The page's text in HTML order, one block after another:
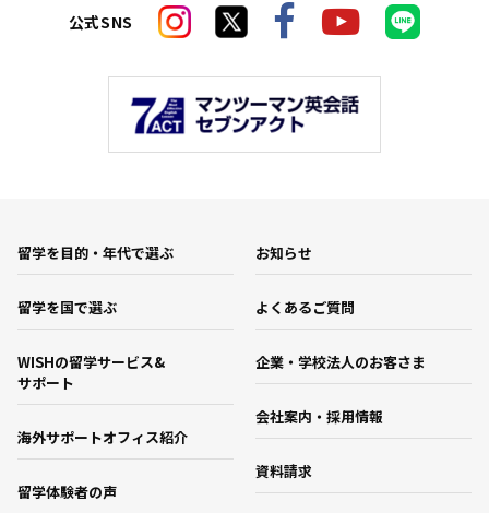
公式SNS
留学を目的・年代で選ぶ
留学を国で選ぶ
WISHの留学サービス&
サポート
海外サポートオフィス紹介
留学体験者の声
お知らせ
よくあるご質問
企業・学校法人のお客さま
会社案内・採用情報
資料請求